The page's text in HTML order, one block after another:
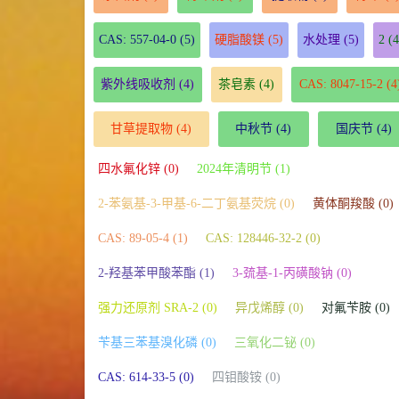
CAS: 557-04-0(5) 硬脂酸镁(5) 水处理 (5) 2
紫外线吸收剂 (4) 茶皂素 (4) CAS: 8047-15-2
甘草提取物 (4) 中秋节 (4) 国庆节(4)
四水氟化锌 (0) 2024年清明节 (1)
2-苯氨基-3-甲基-6-二丁氨基荧烷 (0) 黄体酮羧酸 (0)
CAS: 89-05-4 (1) CAS: 128446-32-2 (0)
2-羟基苯甲酸苯酯 (1) 3-巯基-1-丙磺酸钠 (0)
强力还原剂 SRA-2 (0) 异戊烯醇 (0) 对氟苄胺 (0)
苄基三苯基溴化磷 (0) 三氧化二铋 (0)
CAS: 614-33-5 (0) 四钼酸铵 (0)